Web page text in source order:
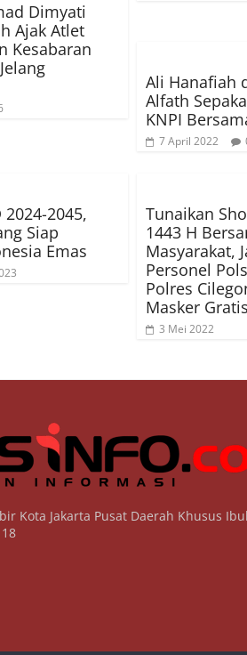
Dimyati
Ajak Atlet
Kesabaran
Ali Hanafiah
Alfath
KNPI
7 April 2022
2024-2045,
Siap
Emas
Tunaikan
1443 H
Masyarakat,
Personel
Polres
Masker Gratis
3 Mei 2022
Kota Jakarta Pusat Daerah Khusus